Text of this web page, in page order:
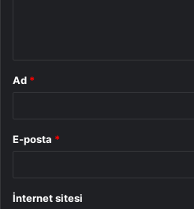
Ad *
E-posta *
İnternet sitesi